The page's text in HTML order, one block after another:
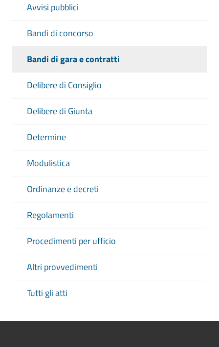
Avvisi pubblici
Bandi di concorso
Bandi di gara e contratti
Delibere di Consiglio
Delibere di Giunta
Determine
Modulistica
Ordinanze e decreti
Regolamenti
Procedimenti per ufficio
Altri provvedimenti
Tutti gli atti